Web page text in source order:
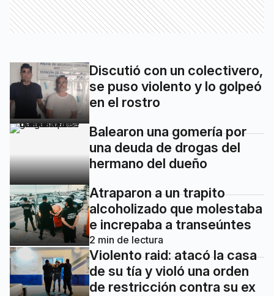
Discutió con un colectivero,
se puso violento y lo golpeó
en el rostro
Balearon una gomería por
una deuda de drogas del
hermano del dueño
Atraparon a un trapito
alcoholizado que molestaba
e increpaba a transeúntes
2 min de lectura
Violento raid: atacó la casa
de su tía y violó una orden
de restricción contra su ex